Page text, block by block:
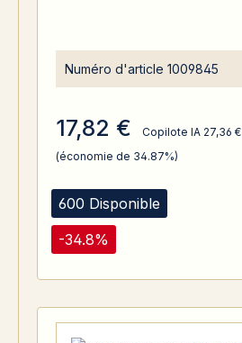
600 Disponible
-34.8%
Numéro d'article 1009845
17,82 € Copilote IA 27,36 €
(économie de 34.87%)